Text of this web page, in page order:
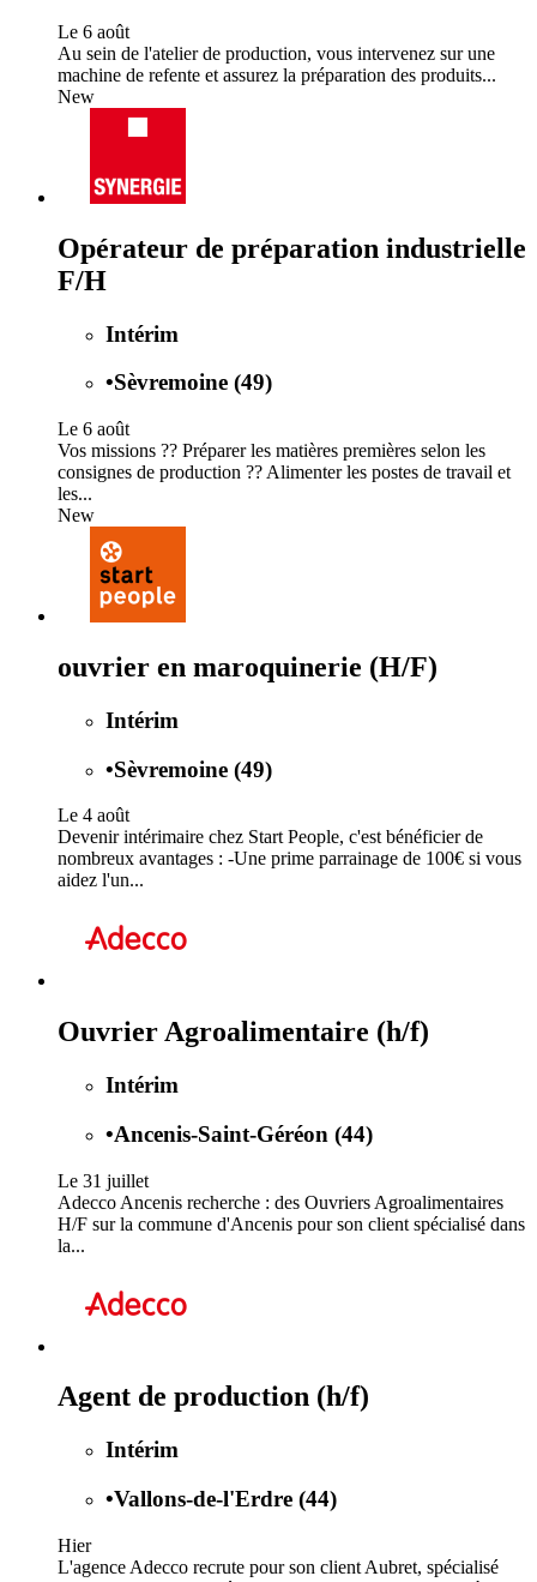
Le 6 août
Au sein de l'atelier de production, vous intervenez sur une
machine de refente et assurez la préparation des produits...
New
Opérateur de préparation industrielle
F/H
Intérim
•Sèvremoine (49)
Le 6 août
Vos missions ?? Préparer les matières premières selon les
consignes de production ?? Alimenter les postes de travail et
les...
New
ouvrier en maroquinerie (H/F)
Intérim
•Sèvremoine (49)
Le 4 août
Devenir intérimaire chez Start People, c'est bénéficier de
nombreux avantages : -Une prime parrainage de 100€ si vous
aidez l'un...
Ouvrier Agroalimentaire (h/f)
Intérim
•Ancenis-Saint-Géréon (44)
Le 31 juillet
Adecco Ancenis recherche : des Ouvriers Agroalimentaires
H/F sur la commune d'Ancenis pour son client spécialisé dans
la...
Agent de production (h/f)
Intérim
•Vallons-de-l'Erdre (44)
Hier
L'agence Adecco recrute pour son client Aubret, spécialisé